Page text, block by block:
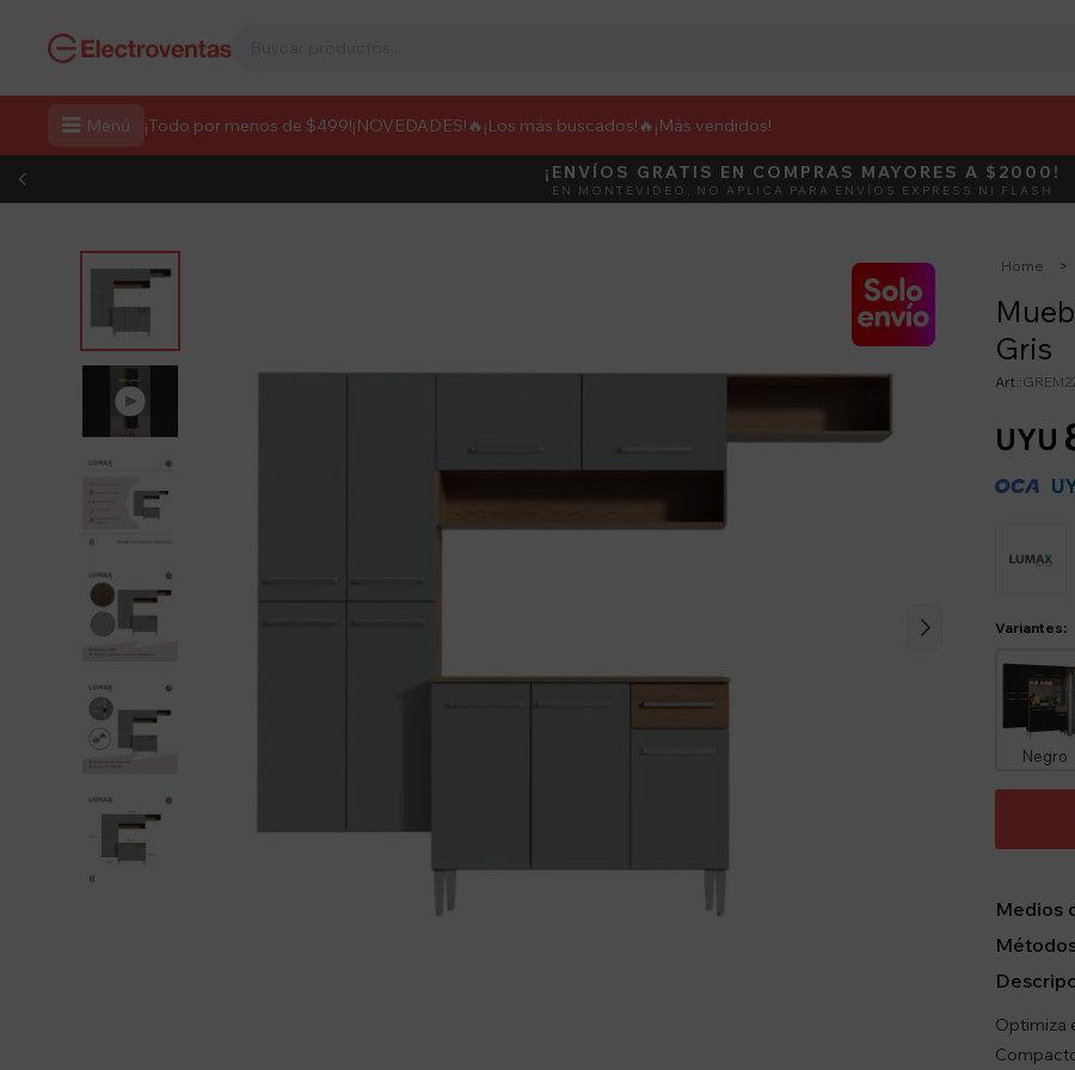
 Menú ¡Todo por menos de $499!¡NOVEDADES! 🔥¡Los más buscados!🔥 ¡Más vendidos!
DEBUT ACTIVÁ EL
¡ENVÍOS GRATIS EN COMPRAS MAYORES A $2000!
EN MONTEVIDEO, NO APLICA PARA ENVÍOS EXPRESS NI FLASH
Home
Gris
UYU
Variantes:
Negro
Medios
Optimiza